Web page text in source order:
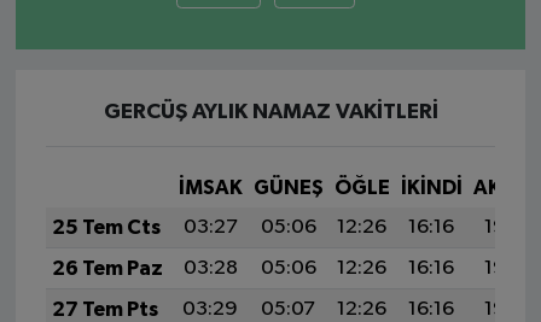
GERCÜŞ AYLIK NAMAZ VAKITLERI
İMSAK GÜNEŞ ÖĞLE İKINDI
25 Tem Cts
03:27 05:06 12:26 16:16
19:37
26 Tem Paz
03:28 05:06 12:26 16:16
19:36
27 Tem Pts
03:29 05:07 12:26 16:16
19:35